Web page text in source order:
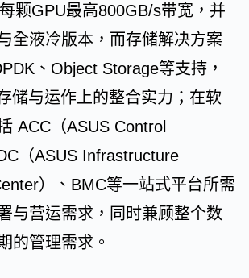
颗GPU最高800GB/s带宽，并
全液冷版本，而存储解决方案
、Object Storage等支持，
储与运作上的整合实力；在软
ACC（ASUS Control
（ASUS Infrastructure
）、BMC等一站式平台所需
与营运需求，同时兼顾整个数
的管理需求。